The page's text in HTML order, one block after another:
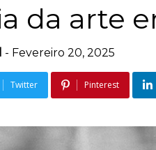
da arte
- Fevereiro 20, 2025
Twitter Pinterest